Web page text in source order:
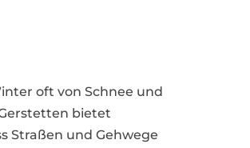
oft von Schnee und
bietet
Straßen und Gehwege